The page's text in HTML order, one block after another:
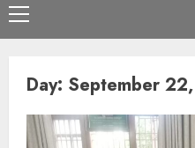
Day: September